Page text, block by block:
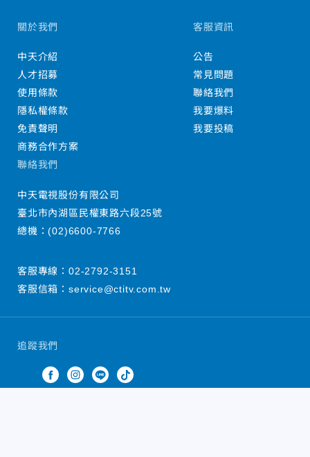
追蹤我們
關於我們
中天介紹
人才招募
使用條款
隱私權條款
免責聲明
商務合作方案
客服資訊
公告
常見問題
聯絡我們
我要爆料
我要投稿
聯絡我們
中天電視股份有限公司
臺北市內湖區民權東路六段25號
總機：(02)6600-7766
客服專線： 02-2792-3151
客服信箱： service@ctitv.com.tw